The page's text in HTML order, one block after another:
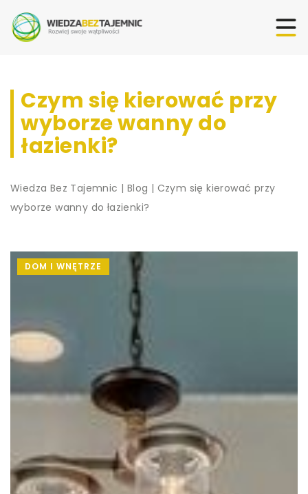
Czym się kierować przy
wyborze wanny do
łazienki?
Wiedza Bez Tajemnic | Blog | Czym się kierować przy
wyborze wanny do łazienki?
DOM I WNĘTRZE